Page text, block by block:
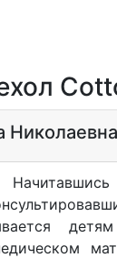
Николаевна